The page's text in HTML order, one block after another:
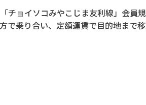
チョイソコみやこじま友利線」会
で乗り合い、定額運賃で目的地まで